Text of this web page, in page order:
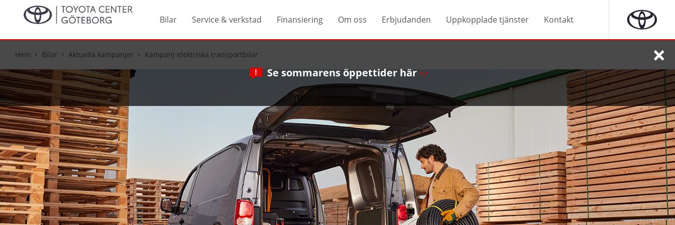
Bilar Service & verkstad Finansiering Om oss Erbjudanden Uppkopplade tjänster Kontakt
Hem Bilar Aktuella kampanjer Kampanj elektriska transportbilar
Se sommarens öppettider här >>
×